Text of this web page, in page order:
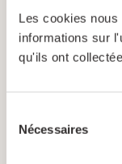
Les cookies
informations sur
qu'ils ont
Nécessaires